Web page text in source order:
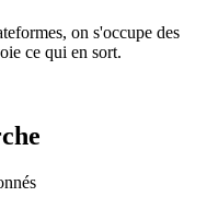
on s'occupe des
ce qui en sort.